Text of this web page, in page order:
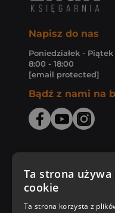
Napisz do nas
Poniedziałek - Piątek
8:00 - 18:00
[email protected]
Bądź z nami na
Zakupy u nas
Ta strona
cookie
Ta strona korzysta z